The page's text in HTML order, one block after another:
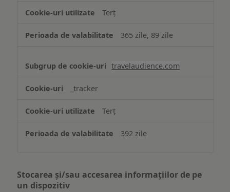
Terț
365 zile, 89 zile
travelaudience.com
_tracker
Terț
392 zile
Stocarea și/sau accesarea informațiilor de pe
un dispozitiv